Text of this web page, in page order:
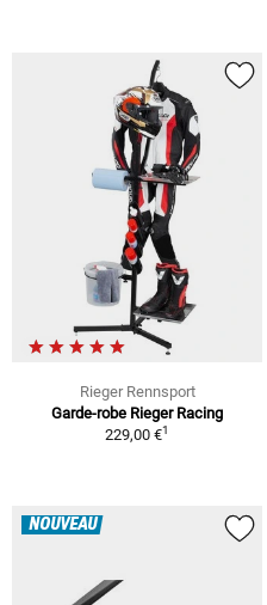
Rieger Rennsport
Garde-robe Rieger Racing
229,00 €1
NOUVEAU